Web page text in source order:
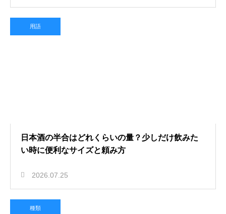
用語
日本酒の半合はどれくらいの量？少しだけ飲みた
い時に便利なサイズと頼み方
2026.07.25
種類